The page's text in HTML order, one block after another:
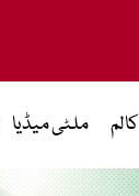
کالم ملٹی میڈیا